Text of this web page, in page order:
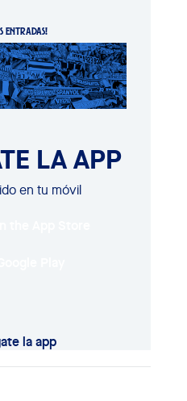
ENTRADAS!
LA APP
en tu móvil